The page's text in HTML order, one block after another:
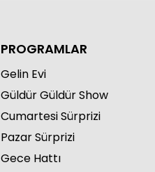
PROGRAMLAR
Gelin Evi
Güldür Güldür Show
Cumartesi Sürprizi
Pazar Sürprizi
Gece Hattı